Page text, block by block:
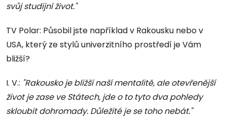
svůj studijní život."
TV Polar: Působil jste například v Rakousku nebo v
USA, který ze stylů univerzitního prostředí je Vám
bližší?
I. V.: "Rakousko je bližší naší mentalitě, ale otevřenější
život je zase ve Státech, jde o to tyto dva pohledy
skloubit dohromady. Důležité je se toho nebát."